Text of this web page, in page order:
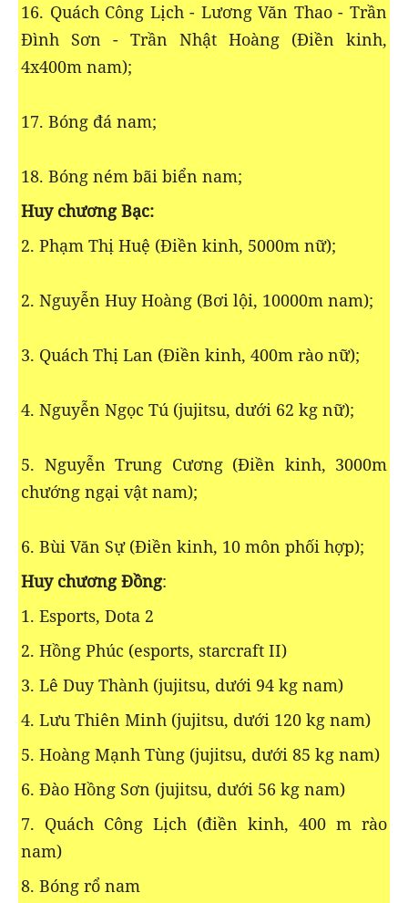
16. Quách Công Lịch - Lương Văn Thao - Trần
Đình Sơn - Trần Nhật Hoàng (Điền kinh,
4x400m nam);
17. Bóng đá nam;
18. Bóng ném bãi biển nam;
Huy chương Bạc:
2. Phạm Thị Huệ (Điền kinh, 5000m nữ);
2. Nguyễn Huy Hoàng (Bơi lội, 10000m nam);
3. Quách Thị Lan (Điền kinh, 400m rào nữ);
4. Nguyễn Ngọc Tú (jujitsu, dưới 62 kg nữ);
5. Nguyễn Trung Cương (Điền kinh, 3000m
chướng ngại vật nam);
6. Bùi Văn Sự (Điền kinh, 10 môn phối hợp);
Huy chương Đồng:
1. Esports, Dota 2
2. Hồng Phúc (esports, starcraft II)
3. Lê Duy Thành (jujitsu, dưới 94 kg nam)
4. Lưu Thiên Minh (jujitsu, dưới 120 kg nam)
5. Hoàng Mạnh Tùng (jujitsu, dưới 85 kg nam)
6. Đào Hồng Sơn (jujitsu, dưới 56 kg nam)
7. Quách Công Lịch (điền kinh, 400 m rào
nam)
8. Bóng rổ nam